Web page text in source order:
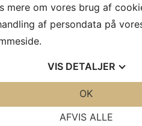
hånd.
VED BETALING.
mere om vores brug af
af persondata på
VIS DETALJER
AFVIS ALLE
OK